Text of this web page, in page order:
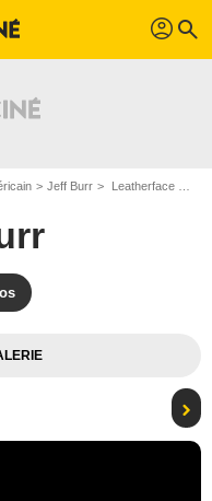
profil search
Jeff Burr Leatherface : Massacre à la tronçonneuse III : Photo R. A. Mihailoff, Jeff Burr